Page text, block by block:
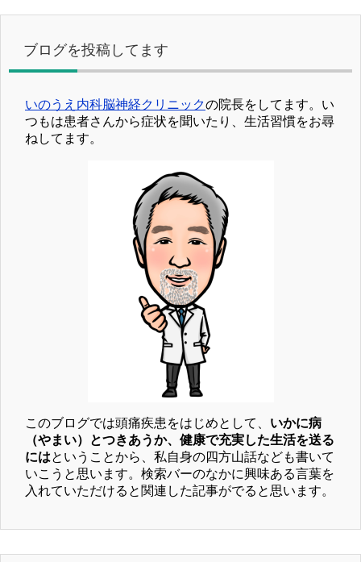
ブログを投稿してます
いのうえ内科脳神経クリニックの院長をしてます。い
つもは患者さんから症状を聞いたり、生活習慣をお尋
ねしてます。
このブログでは頭痛疾患をはじめとして、 いかに病
（やまい）とつきあうか、健康で充実した生活を送る
にはということから、私自身の四方山話なども書いて
いこうと思います。検索バーのなかに興味ある言葉を
入れていただけると関連した記事がでると思います。